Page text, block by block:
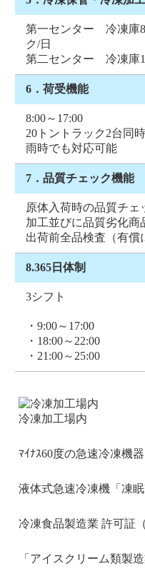
第一センター 冷凍庫8
ク/日
第二センター 冷凍庫
6．荷受機能
8:00～17:00
20トントラック2台同
雨時でも対応可能
7．品質チェック機能
原体入荷時の品質チェ
加工並びに品質劣化商
出荷前全品検査（有償
8.365日体制
3シフト
・9:00～17:00
・18:00～22:00
・21:00～25:00
冷凍加工場内
ﾏｲﾅｽ60度の急速冷凍機
液体式急速冷凍機「凍
冷凍食品製造業 許可証
「アイスクリーム類製